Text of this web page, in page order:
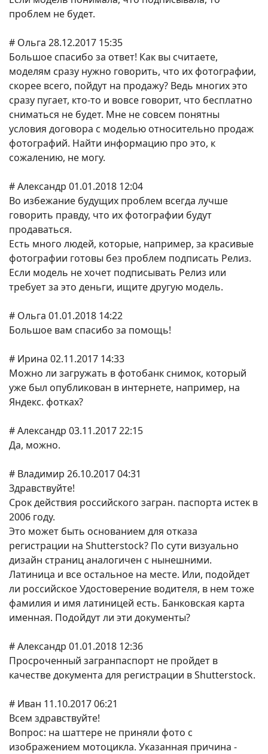
проблем не будет.
# Ольга 28.12.2017 15:35
Большое спасибо за ответ! Как вы считаете,
моделям сразу нужно говорить, что их фотографии,
скорее всего, пойдут на продажу? Ведь многих это
сразу пугает, кто-то и вовсе говорит, что бесплатно
сниматься не будет. Мне не совсем понятны
условия договора с моделью относительно продаж
фотографий. Найти информацию про это, к
сожалению, не могу.
# Александр 01.01.2018 12:04
Во избежание будущих проблем всегда лучше
говорить правду, что их фотографии будут
продаваться.
Есть много людей, которые, например, за красивые
фотографии готовы без проблем подписать Релиз.
Если модель не хочет подписывать Релиз или
требует за это деньги, ищите другую модель.
# Ольга 01.01.2018 14:22
Большое вам спасибо за помощь!
# Ирина 02.11.2017 14:33
Можно ли загружать в фотобанк снимок, который
уже был опубликован в интернете, например, на
Яндекс. фотках?
# Александр 03.11.2017 22:15
Да, можно.
# Владимир 26.10.2017 04:31
Здравствуйте!
Срок действия российского загран. паспорта истек в
2006 году.
Это может быть основанием для отказа
регистрации на Shutterstock? По сути визуально
дизайн страниц аналогичен с нынешними.
Латиница и все остальное на месте. Или, подойдет
ли российское Удостоверение водителя, в нем тоже
фамилия и имя латиницей есть. Банковская карта
именная. Подойдут ли эти документы?
# Александр 01.01.2018 12:36
Просроченный загранпаспорт не пройдет в
качестве документа для регистрации в Shutterstock.
# Иван 11.10.2017 06:21
Всем здравствуйте!
Вопрос: на шаттере не приняли фото с
изображением мотоцикла. Указанная причина -